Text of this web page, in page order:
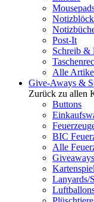
Post-It
Schreib &
Alle
Give-Aways &
Zurück zu allen
Buttons
BIC
Alle
Giveaways
Lanyards/